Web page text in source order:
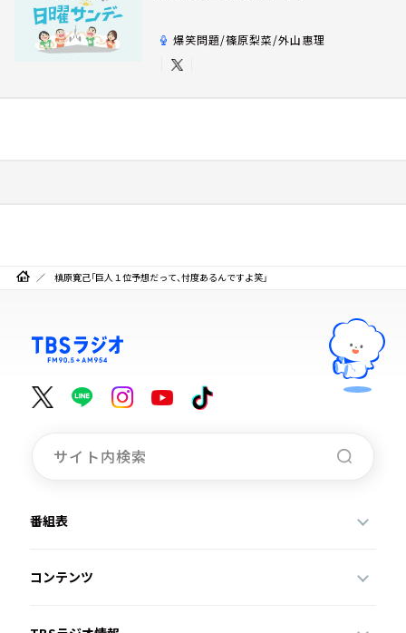
爆笑問題/篠原梨菜/外山惠理
槙原寛己「巨人１位予想だって、忖度あるんですよ笑」
番組表
コンテンツ